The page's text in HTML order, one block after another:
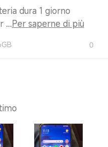
dura 1 giorno
...Per saperne di più
0